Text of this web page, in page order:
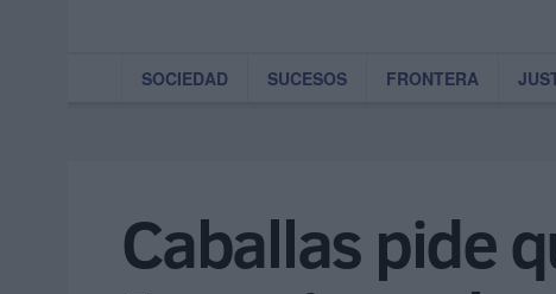
SOCIEDAD SUCESOS FRONTERA
Caballas pide